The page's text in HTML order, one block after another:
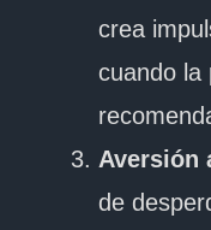
crea
cuando la
Aversión
de